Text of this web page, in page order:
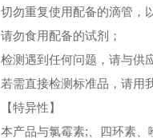
切勿重复使用配备的滴管，
请勿食用配备的试剂；
检测遇到任何问题，请与供
若需直接检测标准品，请用
【特异性】
本产品与氯霉素;、四环素、